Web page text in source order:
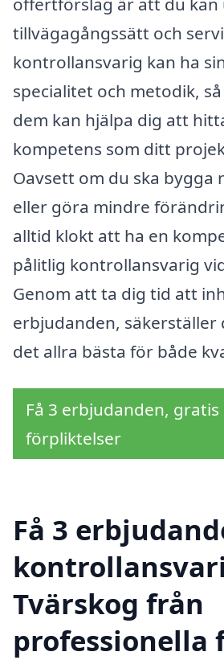
tillvägagångssätt och
kontrollansvarig kan ha
specialitet och metodik,
dem kan hjälpa dig att
kompetens som ditt
Oavsett om du ska bygga
eller göra mindre
alltid klokt att ha en
pålitlig kontrollansvarig
Genom att ta dig tid att
erbjudanden, säkerställer
det allra bästa för både
Få 3 erbjudanden,
förpliktelser
Få 3
Tvärskog från
professionella